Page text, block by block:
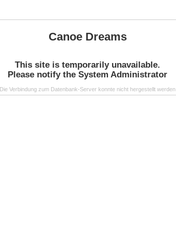
Canoe Dreams
This site is temporarily unavailable.
Please notify the System Administrator
Die Verbindung zum Datenbank-Server konnte nicht hergestellt werden